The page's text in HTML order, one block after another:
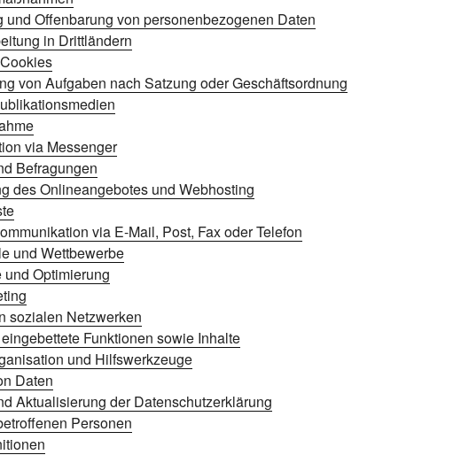
und Offenbarung von personenbezogenen Daten
in Drittländern
von Aufgaben nach Satzung oder Geschäftsordnung
via Messenger
Befragungen
des Onlineangebotes und Webhosting
via E-Mail, Post, Fax oder Telefon
und Wettbewerbe
Optimierung
sozialen Netzwerken
Funktionen sowie Inhalte
und Hilfswerkzeuge
Daten
Aktualisierung der Datenschutzerklärung
Personen